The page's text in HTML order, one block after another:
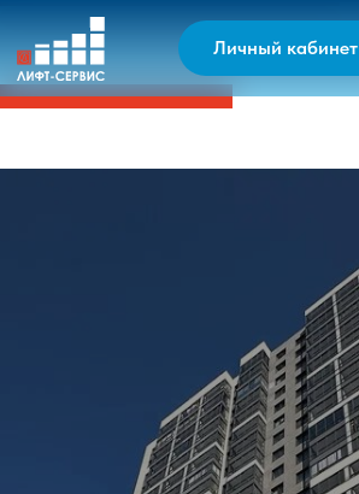
Личный кабинет